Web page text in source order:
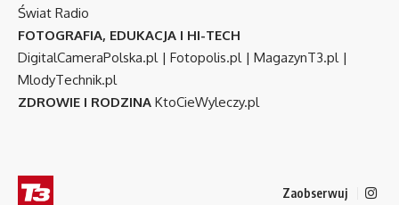
Świat Radio
FOTOGRAFIA, EDUKACJA I HI-TECH
DigitalCameraPolska.pl | Fotopolis.pl | MagazynT3.pl |
MlodyTechnik.pl
ZDROWIE I RODZINA KtoCieWyleczy.pl
Zaobserwuj